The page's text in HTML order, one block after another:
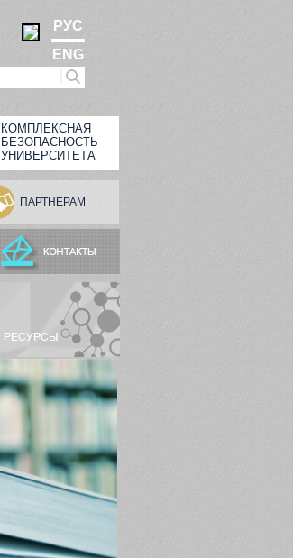
РУС
ENG
КОМПЛЕКСНАЯ
БЕЗОПАСНОСТЬ
УНИВЕРСИТЕТА
ПАРТНЕРАМ